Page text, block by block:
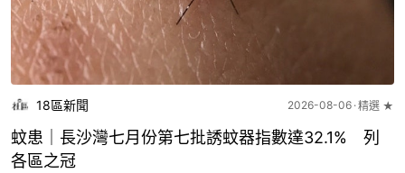
18區新聞 2026-08-06 精選 ★
蚊患｜長沙灣七月份第七批誘蚊器指數達32.1% 列
各區之冠